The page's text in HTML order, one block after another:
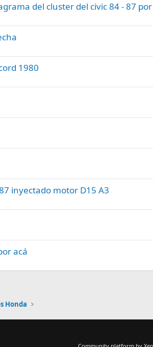
del cluster del civic 84 - 87
1980
inyectado motor D15 A3
acá
Honda